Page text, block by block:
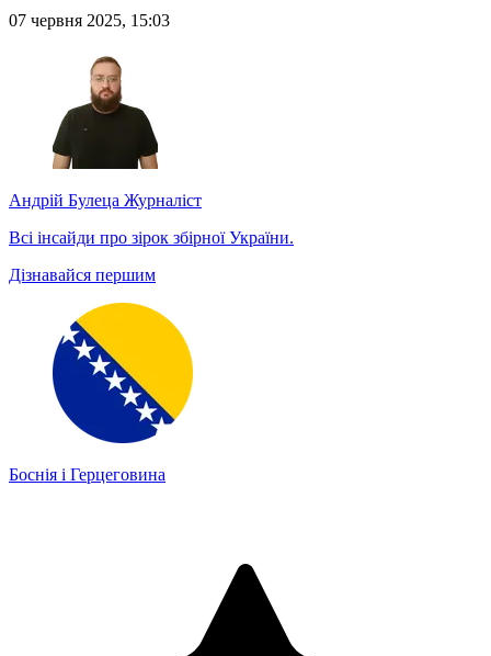
07 червня 2025, 15:03
Андрій Булеца Журналіст
Всі інсайди про зірок збірної України.
Дізнавайся першим
Боснія і Герцеговина